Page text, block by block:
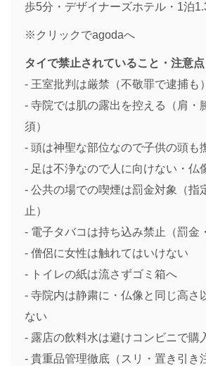
歩5分・デザイナーズホテル・1泊
※クリックでagodaへ
タイで禁止されていること・注意点
- 王室批判は厳禁（不敬罪で逮捕も）
- 寺院では肌の露出を控える（肩・
須）
- 頭は神聖な部位なので子供の頭も
- 足は不浄なので人に向けない・仏
- 公共の場での喫煙は罰金対象（指
止）
- 電子タバコは持ち込み禁止（罰金
- 僧侶に女性は触れてはいけない
- トイレの紙は流さずゴミ箱へ
- 寺院内は静粛に・仏像と同じ高さ
ない
- 露店の飲料水は避けコンビニで購
- 貴重品管理徹底（スリ・置き引き